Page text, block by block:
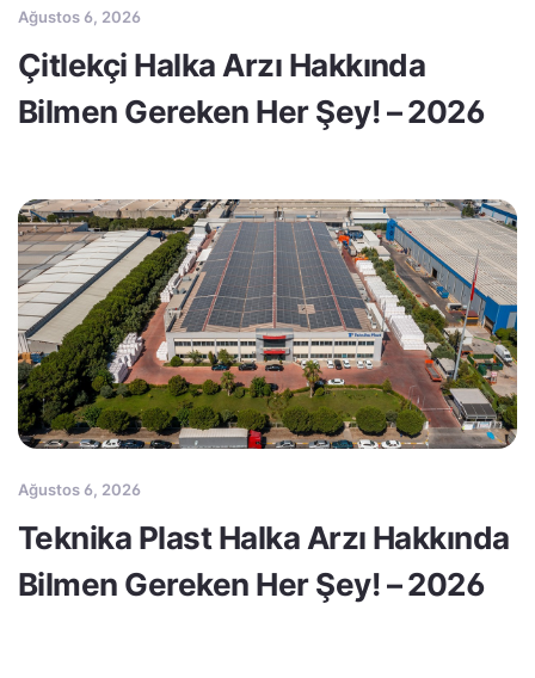
Ağustos 6, 2026
Çitlekçi Halka Arzı Hakkında
Bilmen Gereken Her Şey! – 2026
Ağustos 6, 2026
Teknika Plast Halka Arzı Hakkında
Bilmen Gereken Her Şey! – 2026